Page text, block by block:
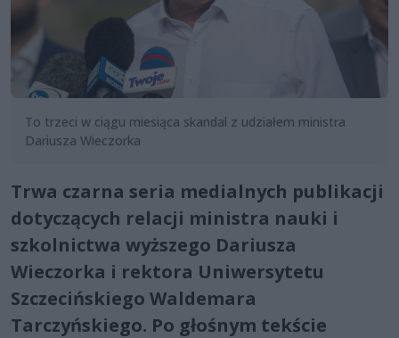
To trzeci w ciągu miesiąca skandal z udziałem ministra
Dariusza Wieczorka
Trwa czarna seria medialnych publikacji
dotyczących relacji ministra nauki i
szkolnictwa wyższego Dariusza
Wieczorka i rektora Uniwersytetu
Szczecińskiego Waldemara
Tarczyńskiego. Po głośnym tekście